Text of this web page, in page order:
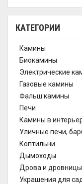
КАТЕГОРИИ
Камины
Биокамины
Электрические
Газовые камины
Фальш камины
Печи
Камины в
Уличные печи,
Коптильни
Дымоходы
Дрова и дровницы
Украшения для